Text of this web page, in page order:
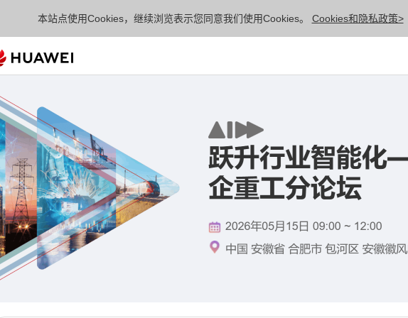
本站点使用Cookies，继续浏览表示您同意我们使用Cookies。 Cookies和隐私政策>